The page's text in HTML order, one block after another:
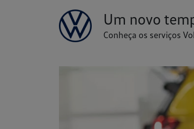
Um novo
Conheça os serviços